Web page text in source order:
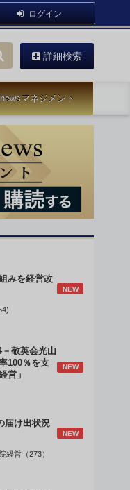
ログイン
詳細検索
マネジメント
みを経営改
NEW
敬英会光山
100％を支
営」
NEW
届け出状況
NEW
経営（273）